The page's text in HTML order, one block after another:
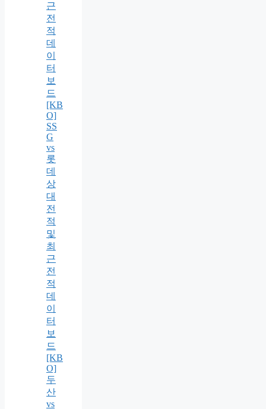
근
전
적
데
이
터
보
드
[KB
O]
SS
G
vs
롯
데
상
대
전
적
및
최
근
전
적
데
이
터
보
드
[KB
O]
두
산
vs